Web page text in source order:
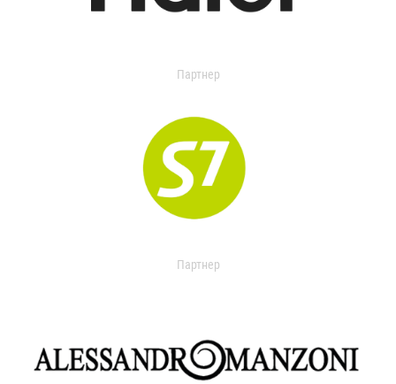
Партнер
Партнер